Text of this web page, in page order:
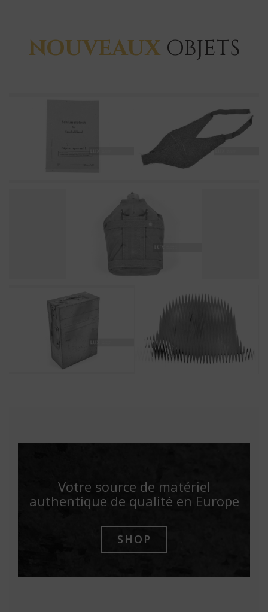
NOUVEAUXOBJETS
Votre source de matériel
authentique de qualité en Europe
SHOP